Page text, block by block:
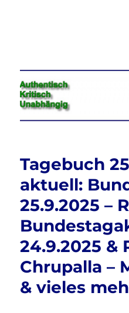
Jeder hat das
Meinung in
frei zu äußern
Tagebuch
aktuell:
25.9.2025 –
24.9.2025 &
Chrupalla –
& vieles